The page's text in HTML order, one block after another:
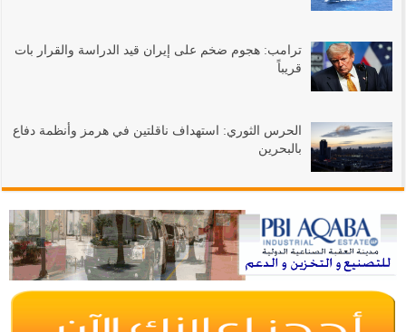
ترامب: هجوم ضخم على إيران قيد الدراسة والقرار بات
قريباً
الحرس الثوري: استهداف ناقلتين في هرمز وأنظمة دفاع
بالبحرين